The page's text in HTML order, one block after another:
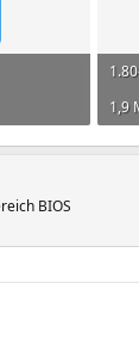
1,9
BIOS